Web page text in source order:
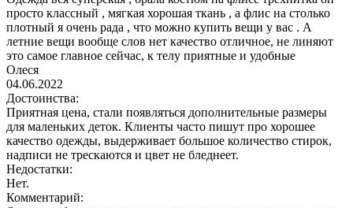
просто классный , мягкая хорошая ткань , а флис на столько
плотный я очень рада , что можно купить вещи у вас . А
летние вещи вообще слов нет качество отличное, не линяют
это самое главное сейчас, к телу приятные и удобные
Олеся
04.06.2022
Достоинства:
Приятная цена, стали появляться дополнительные размеры
для маленьких деток. Клиенты часто пишут про хорошее
качество одежды, выдерживает большое количество стирок,
надписи не трескаются и цвет не бледнеет.
Недостатки:
Нет.
Комментарий: